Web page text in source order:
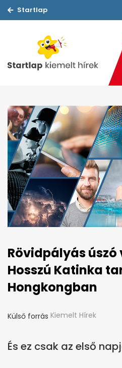
Startlap
Rövidpályás
Hosszú Katinka
Hongkongban
Külső forrás Kiemelt Hírek
És ez csak az első